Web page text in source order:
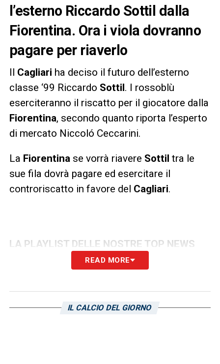
l’esterno Riccardo Sottil dalla
Fiorentina. Ora i viola dovranno
pagare per riaverlo
Il Cagliari ha deciso il futuro dell’esterno
classe ‘99 Riccardo Sottil. I rossoblù
eserciteranno il riscatto per il giocatore dalla
Fiorentina, secondo quanto riporta l’esperto
di mercato Niccoló Ceccarini.
La Fiorentina se vorrà riavere Sottil tra le
sue fila dovrà pagare ed esercitare il
controriscatto in favore del Cagliari.
LA PLAYLIST DELLE NOSTRE TOP NEWS
READ MORE
IL CALCIO DEL GIORNO